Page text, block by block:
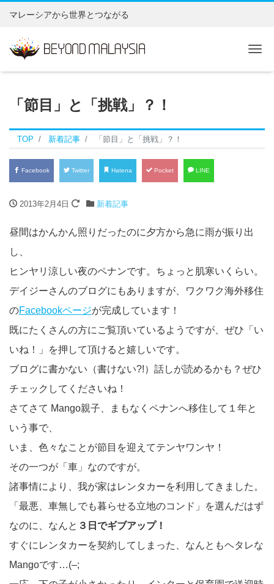
マレーシアから世界とつながる
「節目」と「挑戦」？！
TOP 新着記事 「節目」と「挑戦」？！
Facebook Twitter Hatena Pocket LINE
2013年2月4日 新着記事
昼間はかんかん照りだったのに夕方から急に雨が振り出
し、
ヒンヤリ涼しい夜のペナンです。ちょっと肌寒いくらい。
デイジーさんのブログにもありますが、ワクワク海外移住
のFacebookページが完成しています！
既にたくさんの方にご覧頂いているようですが、ぜひ「い
いね！」を押して頂けると嬉しいです。
ブログに書かない（書けない?!）話しが読めるかも？ぜひ
チェックしてくださいね！
さてさて Mango親子、まもなくペナンへ移住して１年と
いう事で、
いま、色々なことが節目を迎えてテンヤワンヤ！
その一つが「車」なのですが。
諸事情により、我が家はレンタカーを利用してきました。
「最悪、車無しでも暮らせる立地のコンド」を選んだはず
なのに、なんと ３日でギブアップ！
すぐにレンタカーを契約してしまった、なんともヘタレな
Mangoです…(–;